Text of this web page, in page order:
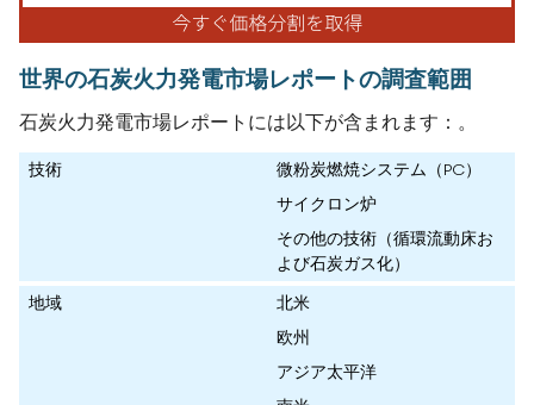
世界の石炭火力発電市場レポートの調査範囲
石炭火力発電市場レポートには以下が含まれます：。
技術
微粉炭燃焼システム（PC）
サイクロン炉
その他の技術（循環流動床お
よび石炭ガス化）
地域
北米
欧州
アジア太平洋